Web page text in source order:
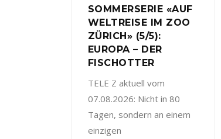
SOMMERSERIE «AUF
WELTREISE IM ZOO
ZÜRICH» (5/5):
EUROPA – DER
FISCHOTTER
TELE Z aktuell vom
07.08.2026: Nicht in 80
Tagen, sondern an einem
einzigen